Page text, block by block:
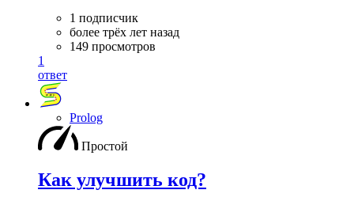
1 подписчик
более трёх лет назад
149 просмотров
1
ответ
Prolog
Простой
Как улучшить код?